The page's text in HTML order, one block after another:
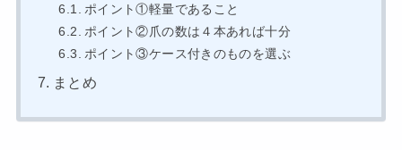
ポイント①軽量であること
ポイント②爪の数は４本あれば十分
ポイント③ケース付きのものを選ぶ
まとめ